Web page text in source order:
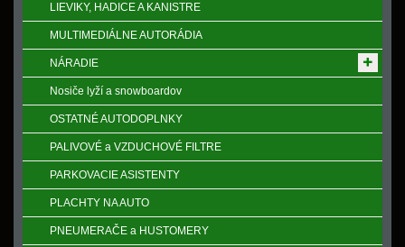
LIEVIKY, HADICE A KANISTRE
MULTIMEDIÁLNE AUTORÁDIA
NÁRADIE
Nosiče lyží a snowboardov
OSTATNÉ AUTODOPLNKY
PALIVOVÉ a VZDUCHOVÉ FILTRE
PARKOVACIE ASISTENTY
PLACHTY NA AUTO
PNEUMERAČE a HUSTOMERY